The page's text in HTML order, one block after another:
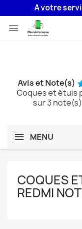
A votre service

Avis et Note(s)
Coques et étuis
sur3
MENU
COQUES
REDMI